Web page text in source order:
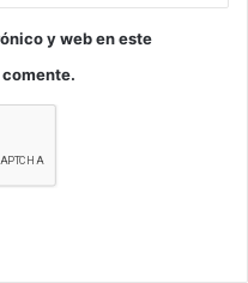
y web en este